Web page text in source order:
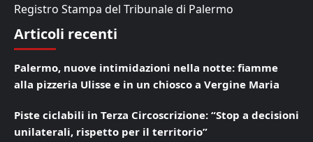
Registro Stampa del Tribunale di Palermo
Articoli recenti
Palermo, nuove intimidazioni nella notte: fiamme
alla pizzeria Ulisse e in un chiosco a Vergine Maria
Piste ciclabili in Terza Circoscrizione: “Stop a decisioni
unilaterali, rispetto per il territorio”